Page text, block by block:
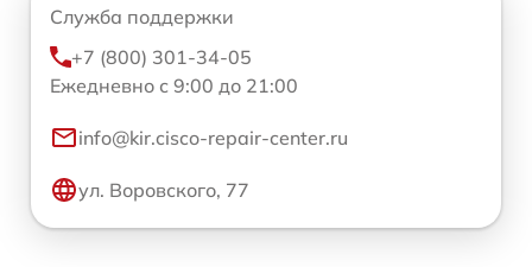
Служба поддержки
+7 (800) 301-34-05
Ежедневно с 9:00 до 21:00
info@kir.cisco-repair-center.ru
ул. Воровского, 77